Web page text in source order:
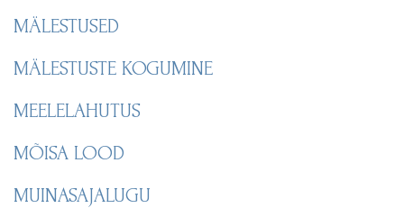
MÄLESTUSED
MÄLESTUSTE KOGUMINE
MEELELAHUTUS
MÕISA LOOD
MUINASAJALUGU